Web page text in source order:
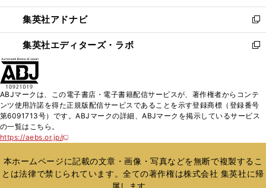
開
く
ウ
で
開
く
ン
ド
ウ
で
ウ
ィ
ン
ド
く
集英社アドナビ
新
し
い
ド
ウ
で
集英社エディターズ・ラボ
新
ィ
ン
ド
開
く
ABJマークは、この電子書店・電子書籍配信サービスが、著作権者からコンテ
ンツ使用許諾を得た正規版配信サービスであることを示す登録商標（登録番号
第6091713号）です。ABJマークの詳細、ABJマークを掲示しているサービス
の一覧はこちら。
https://aebs.or.jp/
新
い
ウ
ィ
本ホームページに記載の文章・画像・写真などを無断で複製するこ
とは法律で禁じられています。全ての著作権は株式会社 集英社に帰